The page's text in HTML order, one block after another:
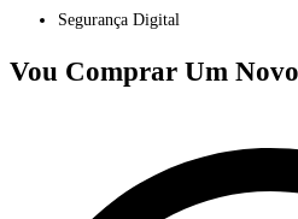
Segurança Digital
Vou Comprar Um